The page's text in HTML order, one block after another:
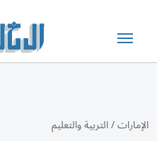
الإمارات/التربية والتعليم